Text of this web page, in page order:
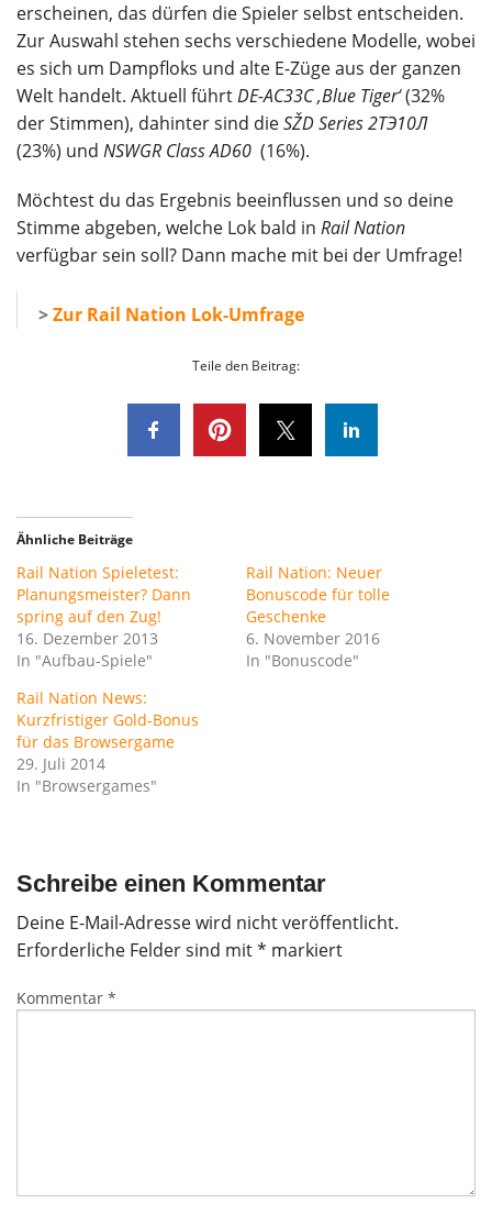
erscheinen, das dürfen die Spieler selbst entscheiden.
Zur Auswahl stehen sechs verschiedene Modelle, wobei
es sich um Dampfloks und alte E-Züge aus der ganzen
Welt handelt. Aktuell führtDE-AC33C ‚Blue Tiger‘(32%
der Stimmen), dahinter sind dieSŽD Series 2ТЭ10Л
(23%) und NSWGR Class AD60 (16%).
Möchtest du das Ergebnis beeinflussen und so deine
Stimme abgeben, welche Lok bald in Rail Nation
verfügbar sein soll? Dann mache mit bei der Umfrage!
>Zur Rail Nation Lok-Umfrage
Teile den Beitrag:
Ähnliche Beiträge
Rail Nation Spieletest:
Planungsmeister? Dann
spring auf den Zug!
16. Dezember 2013
In "Aufbau-Spiele"
Rail Nation: Neuer
Bonuscode für tolle
Geschenke
6. November 2016
In "Bonuscode"
Rail Nation News:
Kurzfristiger Gold-Bonus
für das Browsergame
29. Juli 2014
In "Browsergames"
Schreibe einen Kommentar
Deine E-Mail-Adresse wird nicht veröffentlicht.
Erforderliche Felder sind mit* markiert
Kommentar *